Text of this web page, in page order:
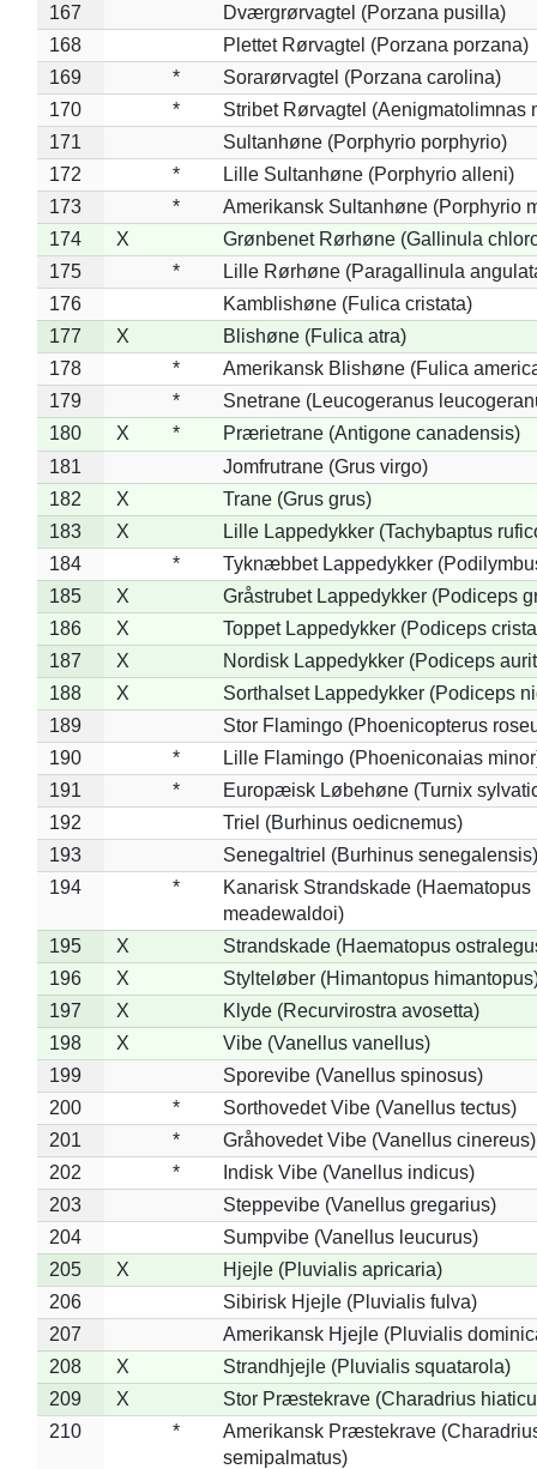
167
Dværgrørvagtel (Porzana pusilla)
168
Plettet Rørvagtel (Porzana porzana)
169
*
Sorarørvagtel (Porzana carolina)
170
*
Stribet Rørvagtel (Aenigmatolimnas
171
Sultanhøne (Porphyrio porphyrio)
172
*
Lille Sultanhøne (Porphyrio alleni)
173
*
Amerikansk Sultanhøne (Porphyrio
174
X
Grønbenet Rørhøne (Gallinula
175
*
Lille Rørhøne (Paragallinula
176
Kamblishøne (Fulica cristata)
177
X
Blishøne (Fulica atra)
178
*
Amerikansk Blishøne (Fulica
179
*
Snetrane (Leucogeranus
180
X *
Prærietrane (Antigone canadensis)
181
Jomfrutrane (Grus virgo)
182
X
Trane (Grus grus)
183
X
Lille Lappedykker (Tachybaptus
184
*
Tyknæbbet Lappedykker
185
X
Gråstrubet Lappedykker (Podiceps
186
X
Toppet Lappedykker (Podiceps
187
X
Nordisk Lappedykker (Podiceps
188
X
Sorthalset Lappedykker (Podiceps
189
Stor Flamingo (Phoenicopterus
190
*
Lille Flamingo (Phoeniconaias
191
*
Europæisk Løbehøne (Turnix
192
Triel (Burhinus oedicnemus)
193
Senegaltriel (Burhinus senegalensis)
194
*
Kanarisk Strandskade (Haematopus
meadewaldoi)
195
X
Strandskade (Haematopus
196
X
Stylteløber (Himantopus
197
X
Klyde (Recurvirostra avosetta)
198
X
Vibe (Vanellus vanellus)
199
Sporevibe (Vanellus spinosus)
200
*
Sorthovedet Vibe (Vanellus tectus)
201
*
Gråhovedet Vibe (Vanellus cinereus)
202
*
Indisk Vibe (Vanellus indicus)
203
Steppevibe (Vanellus gregarius)
204
Sumpvibe (Vanellus leucurus)
205
X
Hjejle (Pluvialis apricaria)
206
Sibirisk Hjejle (Pluvialis fulva)
207
Amerikansk Hjejle (Pluvialis
208
X
Strandhjejle (Pluvialis squatarola)
209
X
Stor Præstekrave (Charadrius
210
*
Amerikansk Præstekrave
semipalmatus)